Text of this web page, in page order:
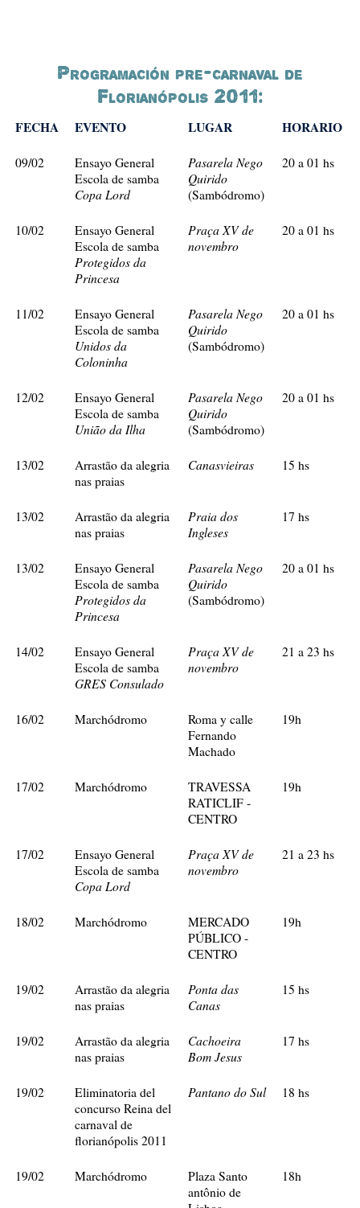
Programación pre-carnaval de
Florianópolis 2011:
FECHA EVENTO LUGAR HORARIO
09/02
Ensayo General
Escola de samba
Copa Lord
Pasarela Nego
Quirido
(Sambódromo)
20 a 01 hs
10/02
Ensayo General
Escola de samba
Protegidos da
Princesa
Praça XV de
novembro
20 a 01 hs
11/02
Ensayo General
Escola de samba
Unidos da
Coloninha
Pasarela Nego
Quirido
(Sambódromo)
20 a 01 hs
12/02
Ensayo General
Escola de samba
União da Ilha
Pasarela Nego
Quirido
(Sambódromo)
20 a 01 hs
13/02
Arrastão da alegria
nas praias
Canasvieiras 15 hs
13/02
Arrastão da alegria
nas praias
Praia dos
Ingleses
17 hs
13/02
Ensayo General
Escola de samba
Protegidos da
Princesa
Pasarela Nego
Quirido
(Sambódromo)
20 a 01 hs
14/02
Ensayo General
Escola de samba
GRES Consulado
Praça XV de
novembro
21 a 23 hs
16/02 Marchódromo
Roma y calle
Fernando
Machado
19h
17/02 Marchódromo
TRAVESSA
RATICLIF -
CENTRO
19h
17/02
Ensayo General
Escola de samba
Copa Lord
Praça XV de
novembro
21 a 23 hs
18/02 Marchódromo
MERCADO
PÚBLICO -
CENTRO
19h
19/02
Arrastão da alegria
nas praias
Ponta das
Canas
15 hs
19/02
Arrastão da alegria
nas praias
Cachoeira
Bom Jesus
17 hs
19/02
Eliminatoria del
concurso Reina del
carnaval de
florianópolis 2011
Pantano do Sul 18 hs
19/02 Marchódromo
Plaza Santo
antônio de
18h